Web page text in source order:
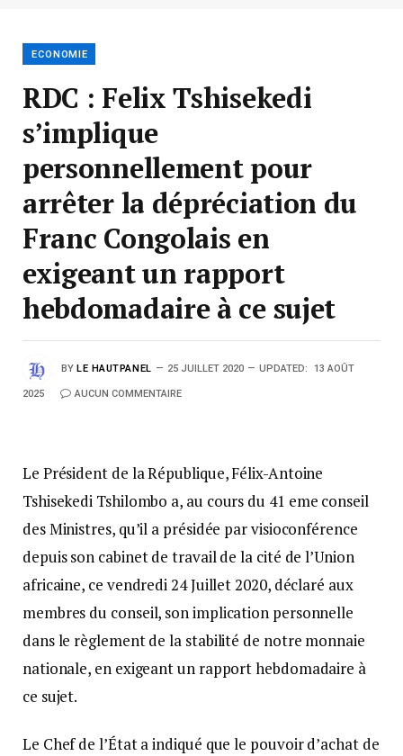
ECONOMIE
RDC : Felix Tshisekedi
s’implique
personnellement pour
arrêter la dépréciation du
Franc Congolais en
exigeant un rapport
hebdomadaire à ce sujet
BY LE HAUTPANEL 25 JUILLET 2020 UPDATED: 13 AOÛT
2025 AUCUN COMMENTAIRE
Le Président de la République, Félix-Antoine
Tshisekedi Tshilombo a, au cours du 41 eme conseil
des Ministres, qu’il a présidée par visioconférence
depuis son cabinet de travail de la cité de l’Union
africaine, ce vendredi 24 Juillet 2020, déclaré aux
membres du conseil, son implication personnelle
dans le règlement de la stabilité de notre monnaie
nationale, en exigeant un rapport hebdomadaire à
ce sujet.
Le Chef de l’État a indiqué que le pouvoir d’achat de